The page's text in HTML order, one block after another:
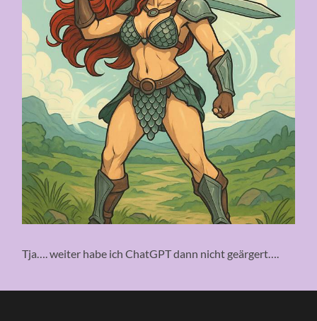
Tja…. weiter habe ich ChatGPT dann nicht geärgert….